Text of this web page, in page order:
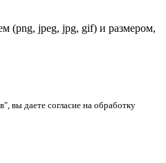
(png, jpeg, jpg, gif) и размером,
вы даете согласие на обработку